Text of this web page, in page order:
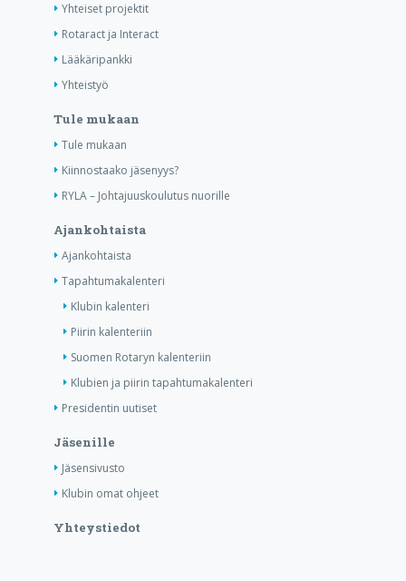
Yhteiset projektit
Rotaract ja Interact
Lääkäripankki
Yhteistyö
Tule mukaan
Tule mukaan
Kiinnostaako jäsenyys?
RYLA – Johtajuuskoulutus nuorille
Ajankohtaista
Ajankohtaista
Tapahtumakalenteri
Klubin kalenteri
Piirin kalenteriin
Suomen Rotaryn kalenteriin
Klubien ja piirin tapahtumakalenteri
Presidentin uutiset
Jäsenille
Jäsensivusto
Klubin omat ohjeet
Yhteystiedot